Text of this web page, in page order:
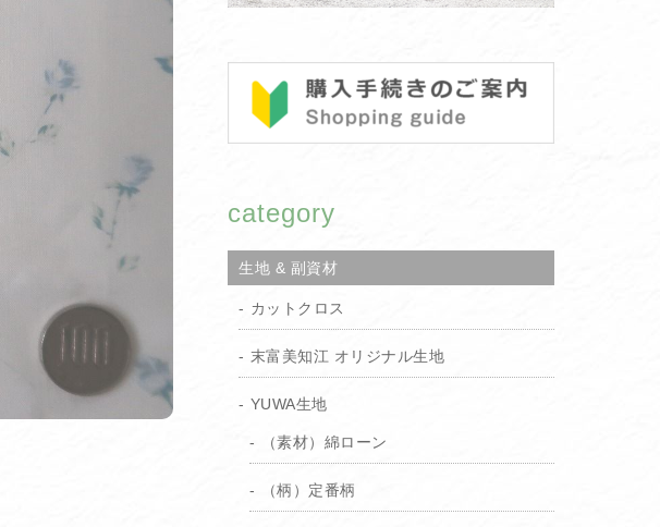
category
生地 & 副資材
カットクロス
末富美知江 オリジナル生地
YUWA生地
（素材）綿ローン
（柄）定番柄